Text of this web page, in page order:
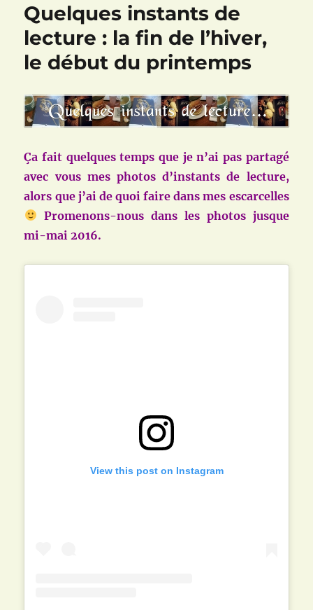
lecture
l’été
approche
Quelques instants de
lecture : la fin de l’hiver,
le début du printemps
Ça fait quelques temps que je n’ai pas partagé
avec vous mes photos d’instants de lecture,
alors que j’ai de quoi faire dans mes escarcelles
Promenons-nous dans les photos jusque
mi-mai 2016.
View this post on Instagram